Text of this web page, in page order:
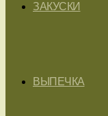
ЗАКУСКИ
ВЫПЕЧКА